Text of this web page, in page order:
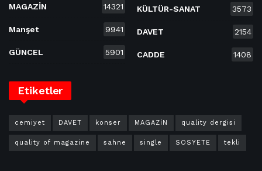
MAGAZİN 14321
Manşet 9941
GÜNCEL 5901
KÜLTÜR-SANAT 3573
DAVET 2154
CADDE 1408
Etiketler
cemiyet DAVET konser MAGAZİN quality dergisi
quality of magazine sahne single SOSYETE tekli